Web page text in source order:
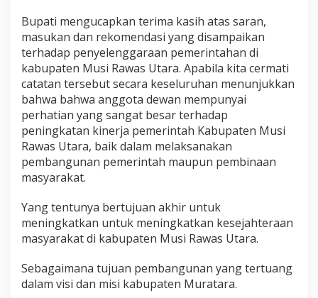
Bupati mengucapkan terima kasih atas saran,
masukan dan rekomendasi yang disampaikan
terhadap penyelenggaraan pemerintahan di
kabupaten Musi Rawas Utara. Apabila kita cermati
catatan tersebut secara keseluruhan menunjukkan
bahwa bahwa anggota dewan mempunyai
perhatian yang sangat besar terhadap
peningkatan kinerja pemerintah Kabupaten Musi
Rawas Utara, baik dalam melaksanakan
pembangunan pemerintah maupun pembinaan
masyarakat.
Yang tentunya bertujuan akhir untuk
meningkatkan untuk meningkatkan kesejahteraan
masyarakat di kabupaten Musi Rawas Utara.
Sebagaimana tujuan pembangunan yang tertuang
dalam visi dan misi kabupaten Muratara.